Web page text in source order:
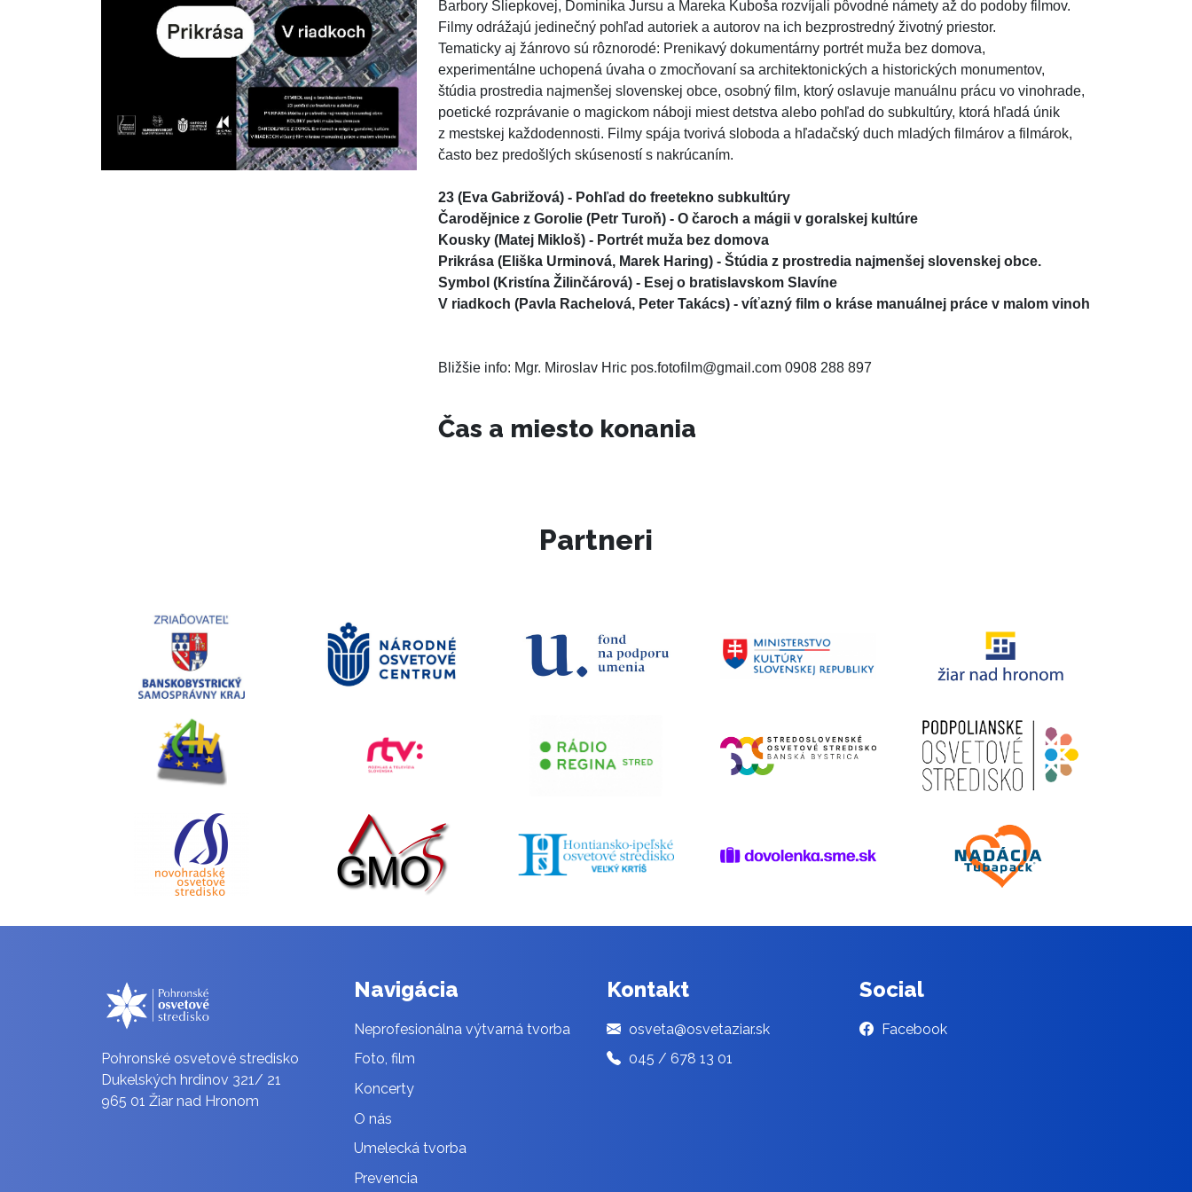
Barbory Sliepkovej, Dominika Jursu a Mareka Kuboša rozvíjali pôvodné námety až do podoby filmov.
Filmy odrážajú jedinečný pohľad autoriek a autorov na ich bezprostredný životný priestor.
Tematicky aj žánrovo sú rôznorodé: Prenikavý dokumentárny portrét muža bez domova,
experimentálne uchopená úvaha o zmocňovaní sa architektonických a historických monumentov,
štúdia prostredia najmenšej slovenskej obce, osobný film, ktorý oslavuje manuálnu prácu vo vinohrade,
poetické rozprávanie o magickom náboji miest detstva alebo pohľad do subkultúry, ktorá hľadá únik
z mestskej každodennosti. Filmy spája tvorivá sloboda a hľadačský duch mladých filmárov a filmárok,
23 (Eva Gabrižová) - Pohľad do freetekno subkultúry
Čarodějnice z Gorolie (Petr Turoň) - O čaroch a mágii v goralskej kultúre
Kousky (Matej Mikloš) - Portrét muža bez domova
Prikrása (Eliška Urminová, Marek Haring) - Štúdia z prostredia najmenšej slovenskej obce.
Symbol (Kristína Žilinčárová) - Esej o bratislavskom Slavíne
Bližšie info: Mgr. Miroslav Hric pos.fotofilm@gmail.com 0908 288 897
Čas a miesto konania
Partneri
Pohronské osvetové stredisko
Dukelských hrdinov 321/ 21
965 01 Žiar nad Hronom
Navigácia
Neprofesionálna výtvarná tvorba
Foto, film
Koncerty
O nás
Umelecká tvorba
Prevencia
Kontakt
osveta@osvetaziar.sk
045 / 678 13 01
Social
Facebook